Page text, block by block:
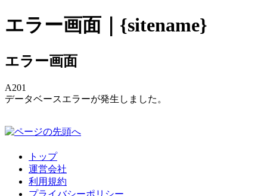
エラー画面｜{sitename}
エラー画面
A201
データベースエラーが発生しました。
トップ
運営会社
利用規約
プライバシーポリシー